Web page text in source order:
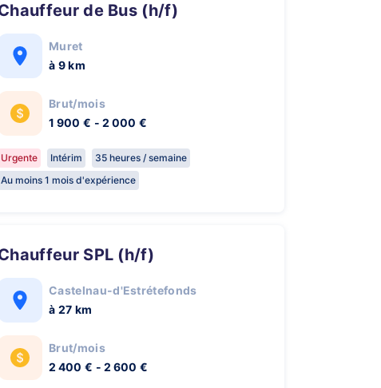
Chauffeur de Bus (h/f)
Muret
à 9 km
Brut/mois
1 900 € - 2 000 €
Urgente Intérim
35 heures / semaine
Au moins 1 mois d'expérience
Chauffeur SPL (h/f)
Castelnau-d'Estrétefonds
à 27 km
Brut/mois
2 400 € - 2 600 €